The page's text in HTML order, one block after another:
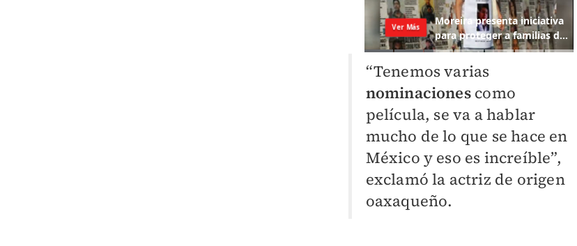
“Tenemos varias
nominaciones como
película, se va a hablar
mucho de lo que se hace en
México y eso es increíble”,
exclamó la actriz de origen
oaxaqueño.